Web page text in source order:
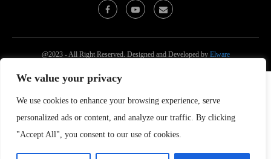
We value your privacy
We use cookies to enhance your browsing experience, serve
personalized ads or content, and analyze our traffic. By clicking
"Accept All", you consent to our use of cookies.
@2023 - All Right Reserved. Designed and Developed by Elware